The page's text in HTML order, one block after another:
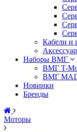
Кабели и
Наборы ВМГ
ВМГ T-
ВМГ
Новинки
Бренды
Моторы